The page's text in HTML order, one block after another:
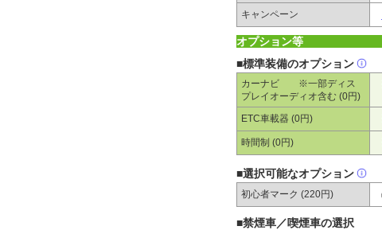
キャンペーン
オプション等
■標準装備のオプション
カーナビ ※一部ディス
プレイオーディオ含む (0円)
ETC車載器 (0円)
時間制 (0円)
■選択可能なオプション
初心者マーク (220円)
■禁煙車／喫煙車の選択